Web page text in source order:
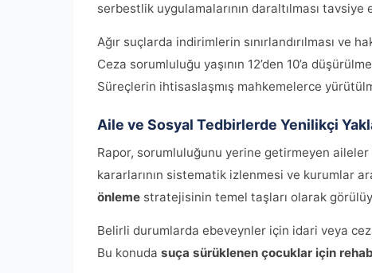
serbestlik uygulamalarının daraltılması tavsiye
Ağır suçlarda indirimlerin sınırlandırılması ve
Ceza sorumluluğu yaşının 12’den 10’a
Süreçlerin ihtisaslaşmış mahkemelerce
Aile ve Sosyal Tedbirlerde Yenilikçi
Rapor, sorumluluğunu yerine getirmeyen aileler
kararlarının sistematik izlenmesi ve kurumlar
önleme stratejisinin temel taşları olarak
Belirli durumlarda ebeveynler için idari veya
Bu konuda suça sürüklenen çocuklar için